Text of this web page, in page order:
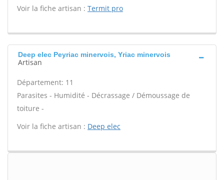
Voir la fiche artisan : Termit pro
Deep elec Peyriac minervois, Yriac minervois
Artisan
Département: 11
Parasites - Humidité - Décrassage / Démoussage de
toiture -
Voir la fiche artisan : Deep elec